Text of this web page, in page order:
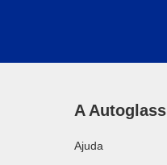
A Autoglass
Ajuda